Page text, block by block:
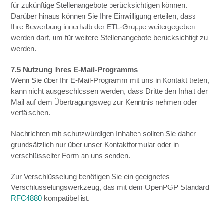
für zukünftige Stellenangebote berücksichtigen können.
Darüber hinaus können Sie Ihre Einwilligung erteilen, dass
Ihre Bewerbung innerhalb der ETL-Gruppe weitergegeben
werden darf, um für weitere Stellenangebote berücksichtigt zu
werden.
7.5 Nutzung Ihres E-Mail-Programms
Wenn Sie über Ihr E-Mail-Programm mit uns in Kontakt treten,
kann nicht ausgeschlossen werden, dass Dritte den Inhalt der
Mail auf dem Übertragungsweg zur Kenntnis nehmen oder
verfälschen.
Nachrichten mit schutzwürdigen Inhalten sollten Sie daher
grundsätzlich nur über unser Kontaktformular oder in
verschlüsselter Form an uns senden.
Zur Verschlüsselung benötigen Sie ein geeignetes
Verschlüsselungswerkzeug, das mit dem OpenPGP Standard
RFC4880 kompatibel ist.